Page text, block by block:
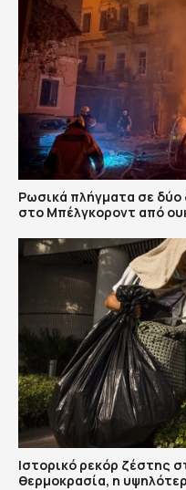
Ρωσικά πλήγματα σε δύο
στο Μπέλγκοροντ από
Ιστορικό ρεκόρ ζέστης
θερμοκρασία, η